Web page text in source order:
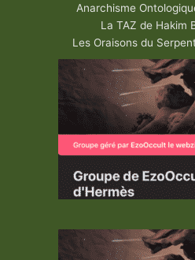
Anarchisme
La TAZ de Hakim
Les Oraisons du